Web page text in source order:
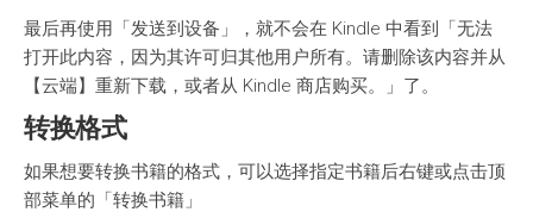
最后再使用「发送到设备」，就不会在 Kindle 中看到「无法
打开此内容，因为其许可归其他用户所有。请删除该内容并从
【云端】重新下载，或者从 Kindle 商店购买。」了。
转换格式
如果想要转换书籍的格式，可以选择指定书籍后右键或点击顶
部菜单的「转换书籍」